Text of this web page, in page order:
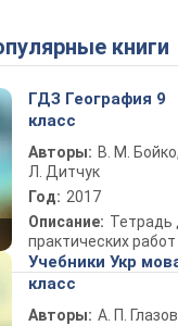
книги
ГДЗ География 9
класс
Авторы: В. М. Бойко,
Л. Дитчук
Год: 2017
Описание: Тетрадь
практических работ
Учебники Укр
класс
Авторы: А. П.